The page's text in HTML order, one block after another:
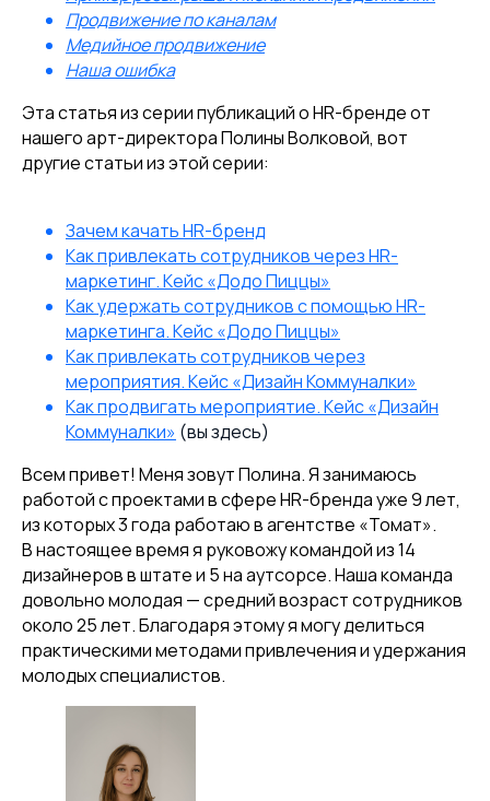
Продвижение по каналам
Медийное продвижение
Наша ошибка
Эта статья из серии публикаций о HR-бренде от
нашего арт-директора Полины Волковой, вот
другие статьи из этой серии:
Зачем качать HR-бренд
Как привлекать сотрудников через HR-
маркетинг. Кейс «Додо Пиццы»
Как удержать сотрудников с помощью HR-
маркетинга. Кейс «Додо Пиццы»
Как привлекать сотрудников через
мероприятия. Кейс «Дизайн Коммуналки»
Как продвигать мероприятие. Кейс «Дизайн
Коммуналки» (вы здесь)
Всем привет! Меня зовут Полина. Я занимаюсь
работой с проектами в сфере HR-бренда уже 9 лет,
из которых 3 года работаю в агентстве «Томат».
В настоящее время я руковожу командой из 14
дизайнеров в штате и 5 на аутсорсе. Наша команда
довольно молодая — средний возраст сотрудников
около 25 лет. Благодаря этому я могу делиться
практическими методами привлечения и удержания
молодых специалистов.